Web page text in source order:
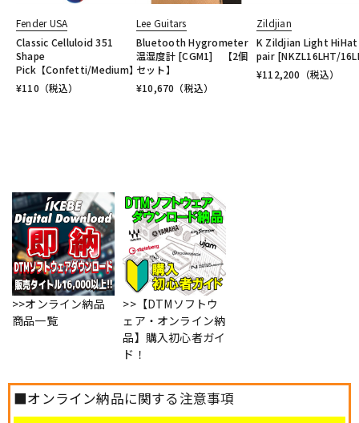
Fender USA
Classic Celluloid 351
Shape
Pick【Confetti/Medium】
¥110 （税込）
Lee Guitars
Bluetooth Hygrometer
温湿度計 [CGM1] 【2個
セット】
¥10,670 （税込）
Zildjian
K Zildjian Light
pair [NKZL16LHT/
¥112,200 （税込）
>>オンライン納品
商品一覧
>>【DTMソフトウ
ェア・オンライン納
品】購入初心者ガイ
ド！
■オンライン納品に関する注意事項